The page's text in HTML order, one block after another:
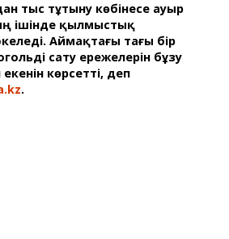
тыс тұтыну көбінесе ауыр
ішінде қылмыстық
Аймақтағы тағы бір
сату ережелерін бұзу
көрсетті, деп
.